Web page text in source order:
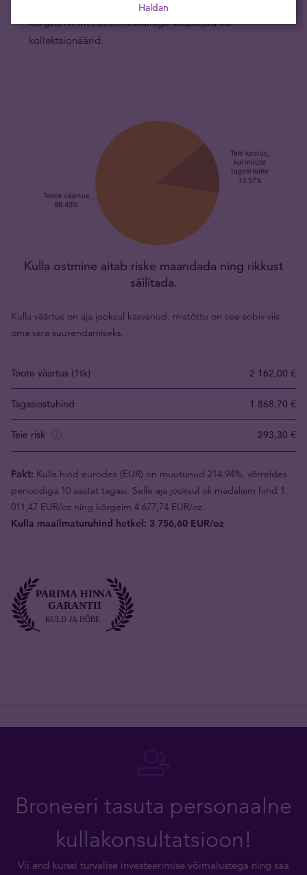
on vermitud alates 1996. aastast ning neid hindavad
kõrgelt nii investeerimiskullaga kauplejad kui
kollektsionäärid.
Kulla ostmine aitab riske maandada ning rikkust
säilitada.
Kulla väärtus on aja jooksul kasvanud, mistõttu on see sobiv viis
oma vara suurendamiseks.
Toote väärtus (1tk) 2 162,00 €
Tagasiostuhind 1 868,70 €
Teie risk 293,30 €
Fakt: Kulla hind eurodes (EUR) on muutunud 214.94%, võrreldes
perioodiga 10 aastat tagasi. Selle aja jooksul oli madalaim hind 1
011,47 EUR/oz ning kõrgeim 4 677,74 EUR/oz.
Kulla maailmaturuhind hetkel: 3 756,60 EUR/oz
Broneeri tasuta personaalne
kullakonsultatsioon!
Vii end kurssi turvalise investeerimise võimalustega ning saa
Haldan